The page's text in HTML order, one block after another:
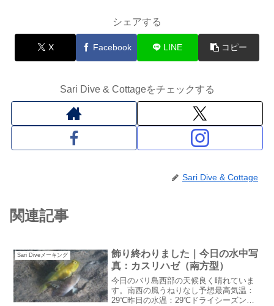
シェアする
X Facebook LINE コピー
Sari Dive & Cottageをチェックする
Sari Dive & Cottage
関連記事
Sari Diveメーキング
飾り終わりました｜今日の水中写
真：カスリハゼ（南方型）
今日のバリ島西部の天候良く晴れていま
す。南西の風うねりなし予想最高気温：
29℃昨日の水温：29℃ドライシーズンっ